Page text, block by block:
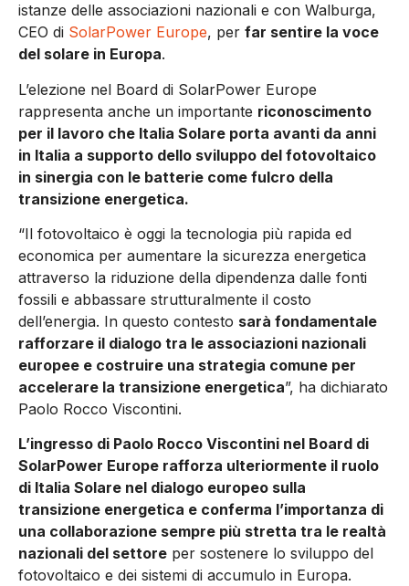
istanze delle associazioni nazionali e con Walburga,
CEO di SolarPower Europe, per far sentire la voce
del solare in Europa.
L’elezione nel Board di SolarPower Europe
rappresenta anche un importante riconoscimento
per il lavoro che Italia Solare porta avanti da anni
in Italia a supporto dello sviluppo del fotovoltaico
in sinergia con le batterie come fulcro della
transizione energetica.
“Il fotovoltaico è oggi la tecnologia più rapida ed
economica per aumentare la sicurezza energetica
attraverso la riduzione della dipendenza dalle fonti
fossili e abbassare strutturalmente il costo
dell’energia. In questo contesto sarà fondamentale
rafforzare il dialogo tra le associazioni nazionali
europee e costruire una strategia comune per
accelerare la transizione energetica”, ha dichiarato
Paolo Rocco Viscontini.
L’ingresso di Paolo Rocco Viscontini nel Board di
SolarPower Europe rafforza ulteriormente il ruolo
di Italia Solare nel dialogo europeo sulla
transizione energetica e conferma l’importanza di
una collaborazione sempre più stretta tra le realtà
nazionali del settore per sostenere lo sviluppo del
fotovoltaico e dei sistemi di accumulo in Europa.